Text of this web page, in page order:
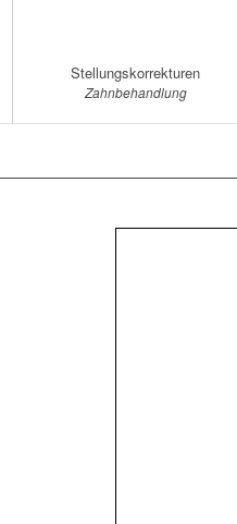
Stellungskorrekturen
Zahnbehandlung